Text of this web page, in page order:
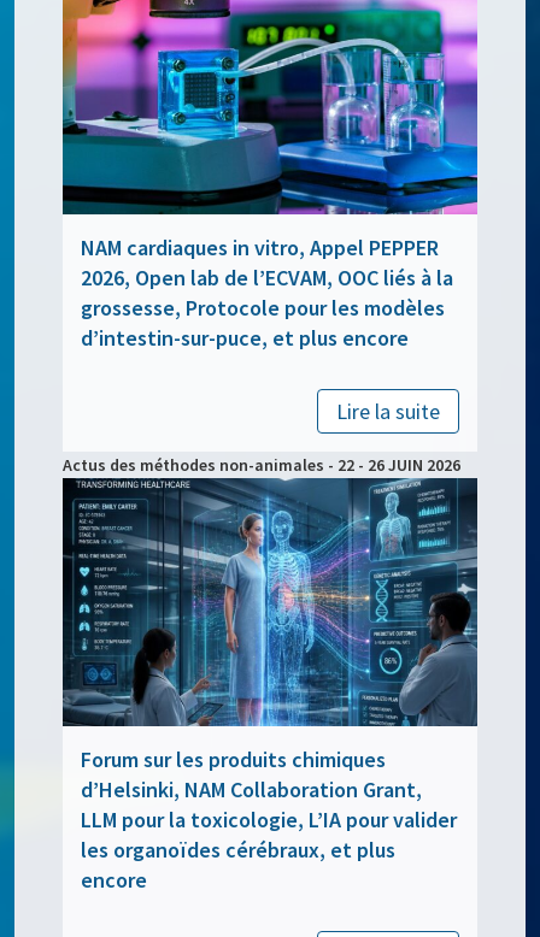
NAM cardiaques in vitro, Appel PEPPER
2026, Open lab de l’ECVAM, OOC liés à la
grossesse, Protocole pour les modèles
d’intestin-sur-puce, et plus encore
Lire la suite
Actus des méthodes non-animales - 22 - 26 JUIN 2026
Forum sur les produits chimiques
d’Helsinki, NAM Collaboration Grant,
LLM pour la toxicologie, L’IA pour valider
les organoïdes cérébraux, et plus
encore